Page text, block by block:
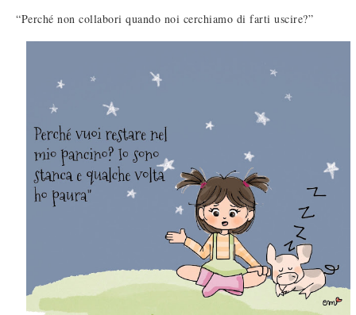
“Perché non collabori quando noi cerchiamo di farti uscire?”